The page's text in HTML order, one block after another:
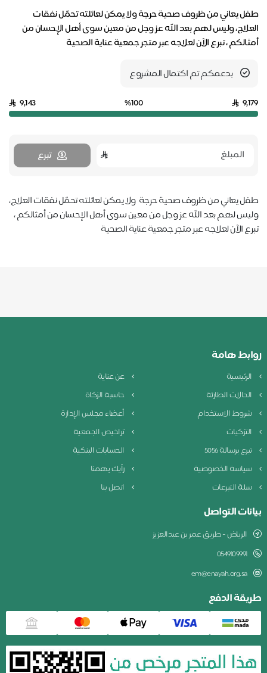
طفل يعاني من ظروف صحية حرجة ولا يمكن لعائلته تحمّل نفقات
العلاج، وليس لهم بعد الله عز وجل من معين سوى أهل الإحسان من
أمثالكم ، تبرع الآن لعلاجه عبر متجر جمعية عناية الصحية
بدعمكم تم اكتمال المشروع
9,179
%100
9,143
تبرع
طفل يعاني من ظروف صحية حرجة ولا يمكن لعائلته تحمّل نفقات العلاج،
وليس لهم بعد الله عز وجل من معين سوى أهل الإحسان من أمثالكم ،
تبرع الآن لعلاجه عبر متجر جمعية عناية الصحية
روابط هامة
الرئيسية
عن عناية
الحالات الطارئة
حاسبة الزكاة
شروط الاستخدام
أعضاء مجلس الإدارة
التزكيات
تراخيص الجمعية
تبرع برسالة 5056
الحسابات البنكية
سياسة الخصوصية
رأيك يهمنا
سلة التبرعات
اتصل بنا
بيانات التواصل
الرياض - طريق عمر بن عبدالعزيز
0549109991
em@enayah.org.sa
طريقة الدفع